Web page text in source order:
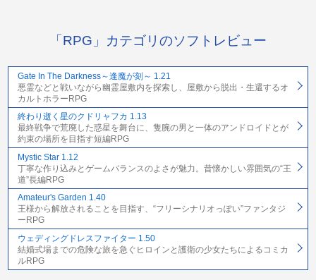
「RPG」カテゴリのソフトレビュー
Gate In The Darkness～逢魔が刻～ 1.21
悪霊などと戦いながら幽霊屋敷内を探索し、屋敷から脱出・生還するオ
カルトホラーRPG
終わり逝く星のクドリャフカ 1.13
最終戦争で荒廃した惑星を舞台に、隻腕の男と一体のアンドロイドとが
約束の場所を目指す短編RPG
Mystic Star 1.12
丁寧な作り込みとゲームバランスのよさが魅力。昔懐かしい雰囲気の“王
道”長編RPG
Amateur's Garden 1.40
王様から解放されることを目指す、“フリーシナリオっぽい”ファンタジ
ーRPG
ウェディングドレスファイター 1.50
結婚式場までの危険な旅を急ぐヒロインと護衛の少女たちによるコミカ
ルRPG